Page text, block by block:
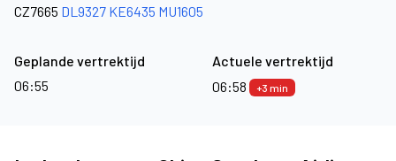
CZ7665 DL9327 KE6435 MU1605
Geplande vertrektijd
06:55
Actuele vertrektijd
06:58
+3 min